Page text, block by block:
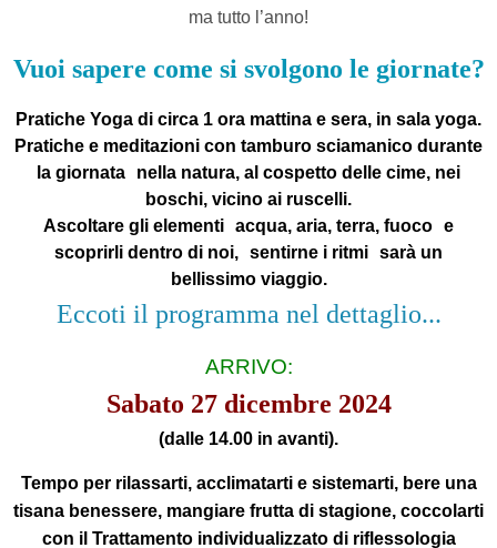
ma tutto l’anno!
Vuoi sapere come si svolgono le giornate?
Pratiche Yoga di circa 1 ora mattina e sera, in sala yoga.
Pratiche e meditazioni con tamburo sciamanico durante
la giornata nella natura, al cospetto delle cime, nei
boschi, vicino ai ruscelli.
Ascoltare gli elementi acqua, aria, terra, fuoco e
scoprirli dentro di noi, sentirne i ritmi sarà un
bellissimo viaggio.
Eccoti il programma nel dettaglio...
ARRIVO:
Sabato 27 dicembre 2024
(dalle 14.00 in avanti).
Tempo per rilassarti, acclimatarti e sistemarti, bere una
tisana benessere, mangiare frutta di stagione, coccolarti
con il Trattamento individualizzato di riflessologia